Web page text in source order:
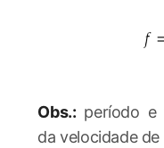
Obs.: período e
da velocidade